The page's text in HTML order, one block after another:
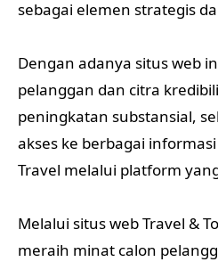
sebagai elemen strategis
Dengan adanya situs web
pelanggan dan citra
peningkatan substansial,
akses ke berbagai
Travel melalui platform
Melalui situs web Travel &
meraih minat calon